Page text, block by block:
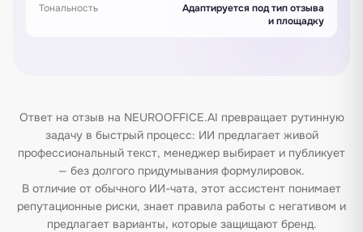
Тональность
Адаптируется под тип отзыва
и площадку
Ответ на отзыв на NEUROOFFICE.AI превращает рутинную
задачу в быстрый процесс: ИИ предлагает живой
профессиональный текст, менеджер выбирает и публикует
— без долгого придумывания формулировок.
В отличие от обычного ИИ-чата, этот ассистент понимает
репутационные риски, знает правила работы с негативом и
предлагает варианты, которые защищают бренд.